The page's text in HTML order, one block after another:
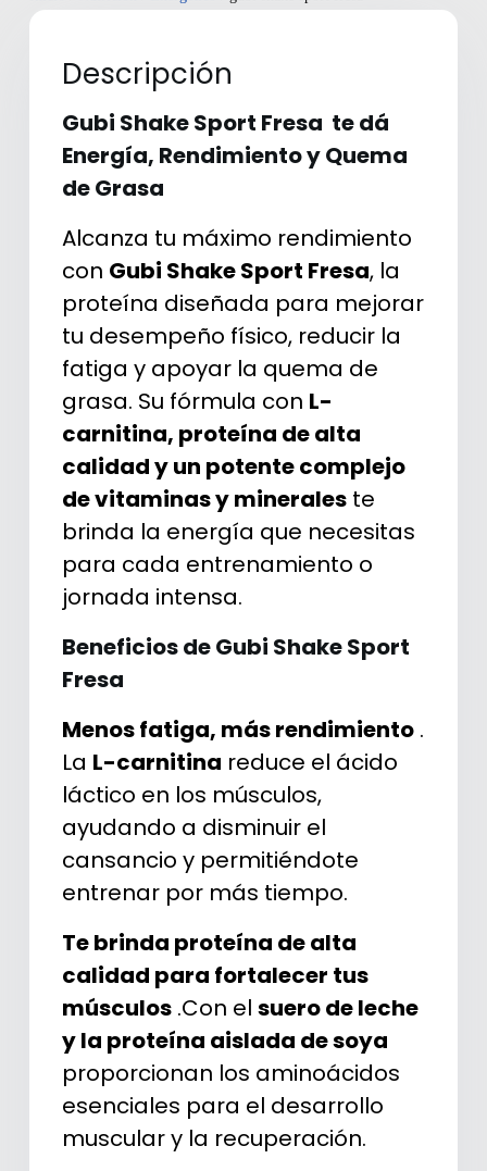
Descripción
Gubi Shake Sport Fresa te dá
Energía, Rendimiento y Quema
de Grasa
Alcanza tu máximo rendimiento
con Gubi Shake Sport Fresa, la
proteína diseñada para mejorar
tu desempeño físico, reducir la
fatiga y apoyar la quema de
grasa. Su fórmula con L-
carnitina, proteína de alta
calidad y un potente complejo
de vitaminas y mineraleste
brinda la energía que necesitas
para cada entrenamiento o
jornada intensa.
Beneficios de Gubi Shake Sport
Fresa
Menos fatiga, más rendimiento.
La L-carnitina reduce el ácido
láctico en los músculos,
ayudando a disminuir el
cansancio y permitiéndote
entrenar por más tiempo.
Te brinda proteína de alta
calidad para fortalecer tus
músculos.Con el suero de leche
y la proteína aislada de soya
proporcionan los aminoácidos
esenciales para el desarrollo
muscular y la recuperación.